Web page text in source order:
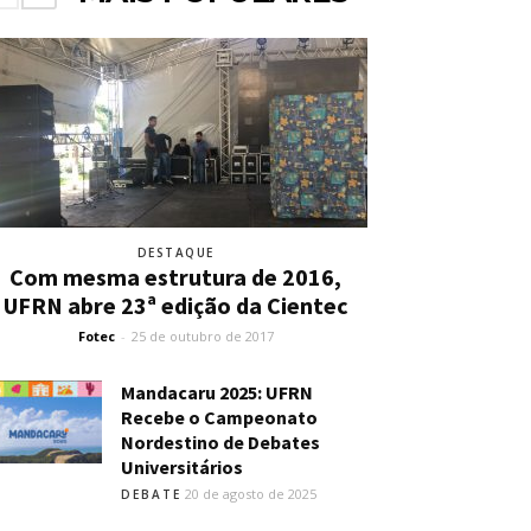
DESTAQUE
Com mesma estrutura de 2016,
UFRN abre 23ª edição da Cientec
Fotec - 25 de outubro de 2017
Mandacaru 2025: UFRN
Recebe o Campeonato
Nordestino de Debates
Universitários
DEBATE 20 de agosto de 2025